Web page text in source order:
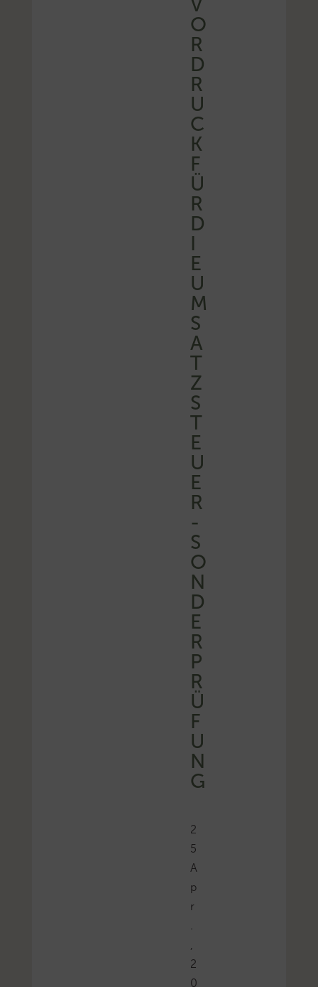
O
R
D
R
U
C
K
F
Ü
R
D
I
E
U
M
S
A
T
Z
S
T
E
U
E
R
-
S
O
N
D
E
R
P
R
Ü
F
U
N
G
2
5
A
p
r
.
,
2
0